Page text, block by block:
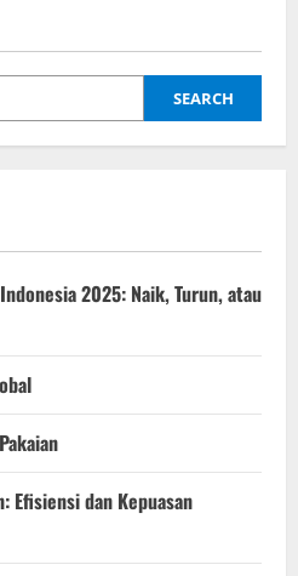
SEARCH
2025: Naik, Turun, atau
Efisiensi dan Kepuasan